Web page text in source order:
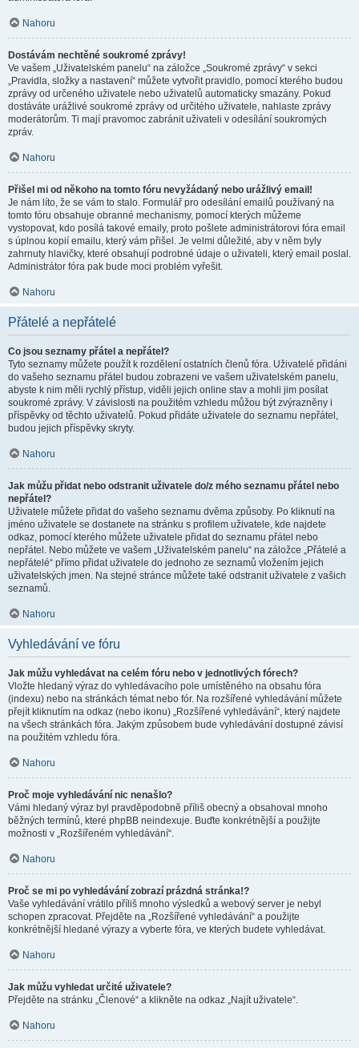
Nahoru
Dostávám nechtěné soukromé zprávy!
Ve vašem „Uživatelském panelu“ na záložce „Soukromé zprávy“ v sekci
„Pravidla, složky a nastavení“ můžete vytvořit pravidlo, pomocí kterého budou
zprávy od určeného uživatele nebo uživatelů automaticky smazány. Pokud
dostáváte urážlivé soukromé zprávy od určitého uživatele, nahlaste zprávy
moderátorům. Ti mají pravomoc zabránit uživateli v odesílání soukromých
zpráv.
Nahoru
Přišel mi od někoho na tomto fóru nevyžádaný nebo urážlivý email!
Je nám líto, že se vám to stalo. Formulář pro odesílání emailů používaný na
tomto fóru obsahuje obranné mechanismy, pomocí kterých můžeme
vystopovat, kdo posílá takové emaily, proto pošlete administrátorovi fóra email
s úplnou kopií emailu, který vám přišel. Je velmi důležité, aby v něm byly
zahrnuty hlavičky, které obsahují podrobné údaje o uživateli, který email poslal.
Administrátor fóra pak bude moci problém vyřešit.
Nahoru
Přátelé a nepřátelé
Co jsou seznamy přátel a nepřátel?
Tyto seznamy můžete použít k rozdělení ostatních členů fóra. Uživatelé přidáni
do vašeho seznamu přátel budou zobrazeni ve vašem uživatelském panelu,
abyste k nim měli rychlý přístup, viděli jejich online stav a mohli jim posílat
soukromé zprávy. V závislosti na použitém vzhledu můžou být zvýrazněny i
příspěvky od těchto uživatelů. Pokud přidáte uživatele do seznamu nepřátel,
budou jejich příspěvky skryty.
Nahoru
Jak můžu přidat nebo odstranit uživatele do/z mého seznamu přátel nebo
nepřátel?
Uživatele můžete přidat do vašeho seznamu dvěma způsoby. Po kliknutí na
jméno uživatele se dostanete na stránku s profilem uživatele, kde najdete
odkaz, pomocí kterého můžete uživatele přidat do seznamu přátel nebo
nepřátel. Nebo můžete ve vašem „Uživatelském panelu“ na záložce „Přátelé a
nepřátelé“ přímo přidat uživatele do jednoho ze seznamů vložením jejich
uživatelských jmen. Na stejné stránce můžete také odstranit uživatele z vašich
seznamů.
Nahoru
Vyhledávání ve fóru
Jak můžu vyhledávat na celém fóru nebo v jednotlivých fórech?
Vložte hledaný výraz do vyhledávacího pole umístěného na obsahu fóra
(indexu) nebo na stránkách témat nebo fór. Na rozšířené vyhledávání můžete
přejít kliknutím na odkaz (nebo ikonu) „Rozšířené vyhledávání“, který najdete
na všech stránkách fóra. Jakým způsobem bude vyhledávání dostupné závisí
na použitém vzhledu fóra.
Nahoru
Proč moje vyhledávání nic nenašlo?
Vámi hledaný výraz byl pravděpodobně příliš obecný a obsahoval mnoho
běžných termínů, které phpBB neindexuje. Buďte konkrétnější a použijte
možnosti v „Rozšířeném vyhledávání“.
Nahoru
Proč se mi po vyhledávání zobrazí prázdná stránka!?
Vaše vyhledávání vrátilo příliš mnoho výsledků a webový server je nebyl
schopen zpracovat. Přejděte na „Rozšířené vyhledávání“ a použijte
konkrétnější hledané výrazy a vyberte fóra, ve kterých budete vyhledávat.
Nahoru
Jak můžu vyhledat určité uživatele?
Přejděte na stránku „Členové“ a klikněte na odkaz „Najít uživatele“.
Nahoru